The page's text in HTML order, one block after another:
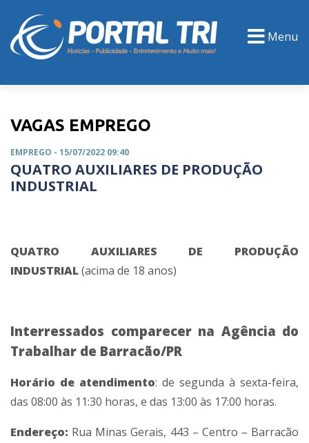
Menu
VAGAS EMPREGO
EMPREGO - 15/07/2022 09:40
QUATRO AUXILIARES DE PRODUÇÃO
INDUSTRIAL
QUATRO AUXILIARES DE PRODUÇÃO
INDUSTRIAL(acima de 18 anos)
Interressados comparecer na Agência do
Trabalhar de Barracão/PR
Horário de atendimento: de segunda à sexta-feira,
das 08:00 às 11:30 horas, e das 13:00 às 17:00 horas.
Endereço: Rua Minas Gerais, 443 – Centro – Barracão